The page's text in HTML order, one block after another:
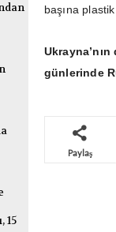
15
başına
günlerinde
Paylaş